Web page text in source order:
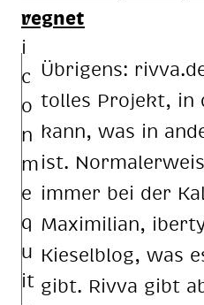
regnet
Übrigens:
tolles Projekt, in
kann, was in
ist.
immer bei der
Maximilian,
Kieselblog, was
gibt. Rivva gibt